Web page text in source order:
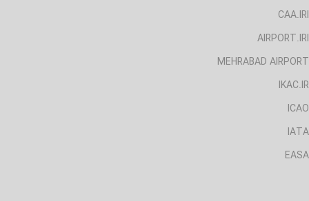
CAA.IRI
AIRPORT.IRI
MEHRABAD AIRPORT
IKAC.IR
ICAO
IATA
EASA